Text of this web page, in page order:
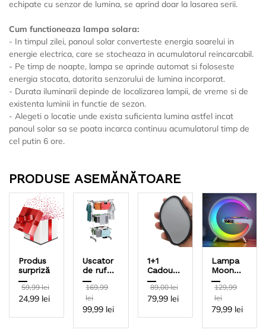
echipate cu senzor de lumina, se aprind doar la lasarea serii.
Cum functioneaza lampa solara:
- In timpul zilei, panoul solar converteste energia soarelui in
energie electrica, care se stocheaza in acumulatorul reincarcabil.
- Pe timp de noapte, lampa se aprinde automat si foloseste
energia stocata, datorita senzorului de lumina incorporat.
- Durata iluminarii depinde de localizarea lampii, de vreme si de
existenta luminii in functie de sezon.
- Alegeti o locatie unde exista suficienta lumina astfel incat
panoul solar sa se poata incarca continuu acumulatorul timp de
cel putin 6 ore.
PRODUSE ASEMĂNĂTOARE
Produs
surpriză
59,99 lei
24,99 lei
Uscator
de rufe
vertical
mobil si
pliabil
cu
umerase
169,99
lei
99,99 lei
1+1
Cadou -
SoftSkin,
un
dispozitiv
îndepărtare
89,00 lei
79,99 lei
Lampa
Moon
RGB cu
ceas cu
alarma,
lumina
difuzor
129,99
lei
79,99 lei